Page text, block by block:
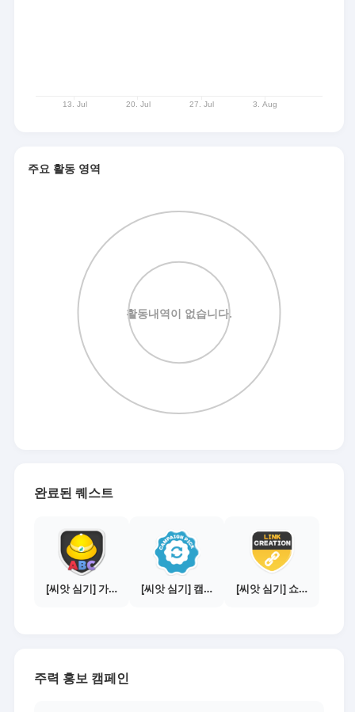
주요 활동 영역
완료된 퀘스트
[씨앗 심기] 가이드보기 - 매체별 활동 가이드 [씨앗 심기] 캠페인 전환하기 [씨앗 심기] 쇼핑몰 링크 발급하기 - 제휴몰 3곳
주력 홍보 캠페인